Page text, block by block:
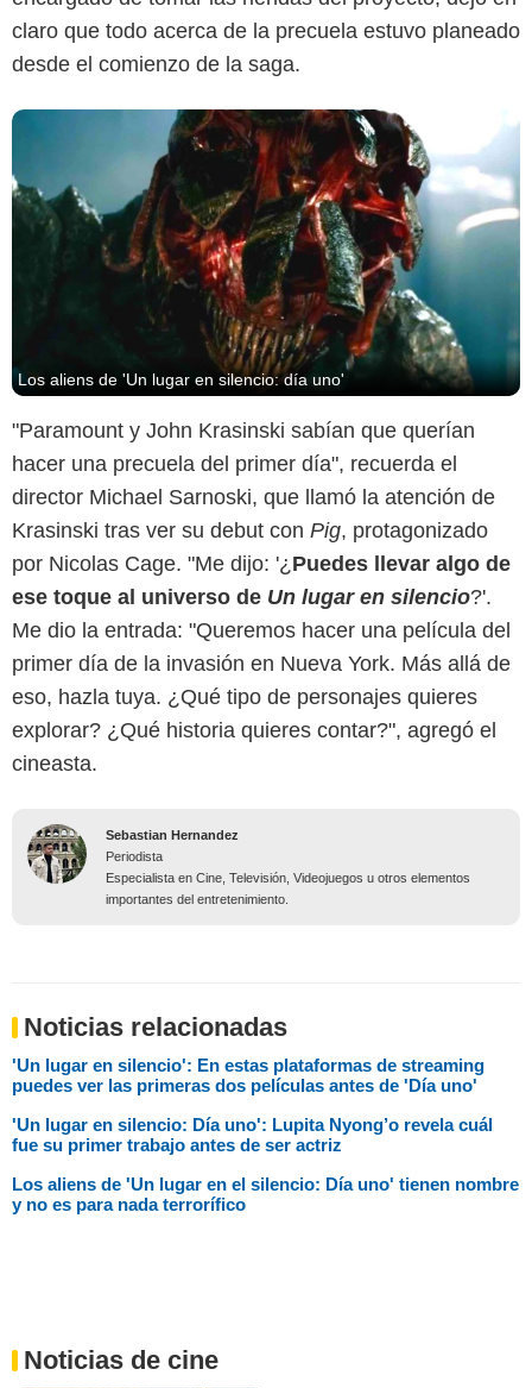
claro que todo acerca de la precuela estuvo planeado
desde el comienzo de la saga.
Los aliens de 'Un lugar en silencio: día uno'
"Paramount y John Krasinski sabían que querían
hacer una precuela del primer día", recuerda el
director Michael Sarnoski, que llamó la atención de
Krasinski tras ver su debut con Pig, protagonizado
por Nicolas Cage. "Me dijo: '¿Puedes llevar algo de
ese toque al universo de Un lugar en silencio?'.
Me dio la entrada: "Queremos hacer una película del
primer día de la invasión en Nueva York. Más allá de
eso, hazla tuya. ¿Qué tipo de personajes quieres
explorar? ¿Qué historia quieres contar?", agregó el
cineasta.
Sebastian Hernandez
Periodista
Especialista en Cine, Televisión, Videojuegos u otros elementos
importantes del entretenimiento.
Noticias relacionadas
'Un lugar en silencio': En estas plataformas de streaming
puedes ver las primeras dos películas antes de 'Día uno'
'Un lugar en silencio: Día uno': Lupita Nyong’o revela cuál
fue su primer trabajo antes de ser actriz
Los aliens de 'Un lugar en el silencio: Día uno' tienen nombre
y no es para nada terrorífico
Noticias de cine